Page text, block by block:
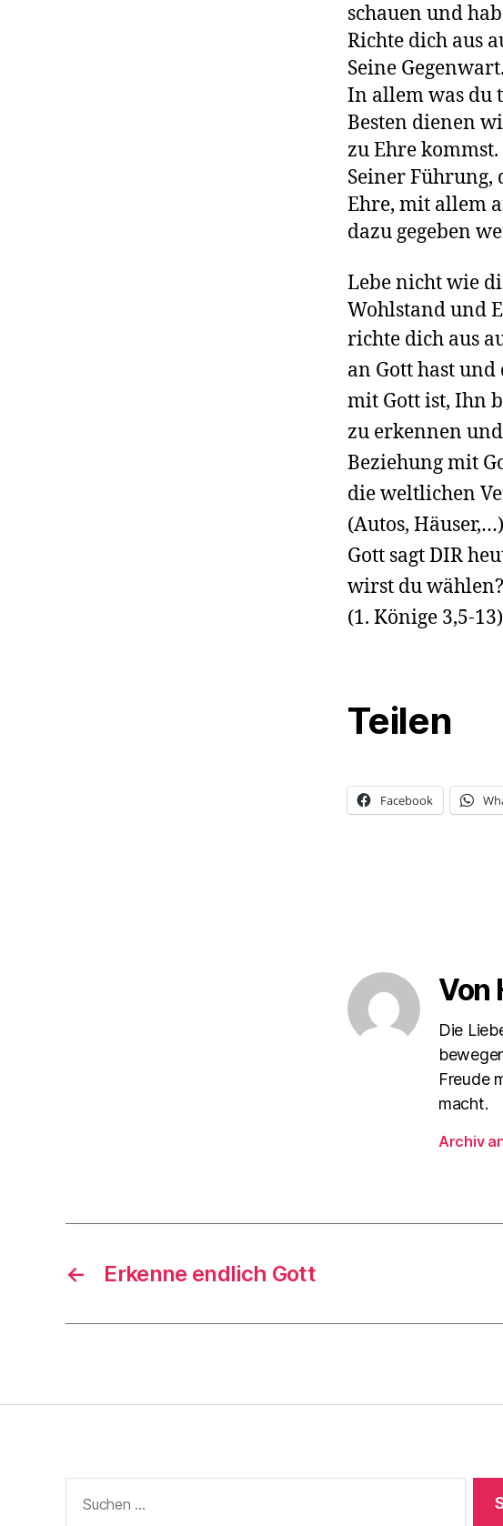
schauen und
Richte dich aus
Seine Gegenwart.
In allem was du
Besten dienen
zu Ehre
Seiner
Ehre, mit allem
dazu gegeben
Lebe nicht wie
Wohlstand und
richte dich aus
an Gott hast und
mit Gott ist, Ihn
zu erkennen
Beziehung mit
die weltlichen
(Autos,
Gott sagt DIR
wirst du wählen?
(1. Könige 3,5-13)
Teilen
Facebook
Von
Die
Freude
macht.
Archiv
← Erkenne endlich Gott
nach: